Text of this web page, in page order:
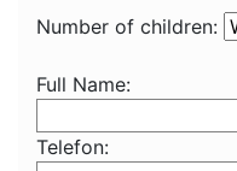
Number of children:
Full Name:
Telefon: